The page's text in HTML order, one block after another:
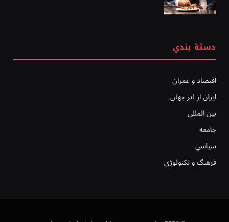
دستة بندي
اقتصاد و عمران
ایران از لنز جهان
بين المللى
جامعه
سياسي
فرهنگ و تکنولوژی